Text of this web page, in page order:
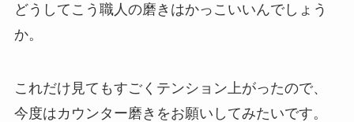
どうしてこう職人の磨きはかっこいいんでしょう
か。
これだけ見てもすごくテンション上がったので、
今度はカウンター磨きをお願いしてみたいです。